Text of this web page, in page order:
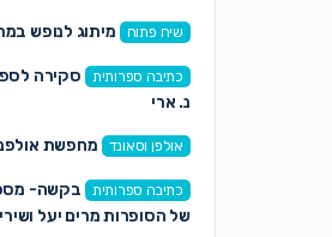
שיח פתוח מיתוג לנופש
כתיבה ספרותית
סקירה
נ. ארי
אולפן וסאונד מחפשת
כתיבה ספרותית
בקשה-
של הסופרות מרים יעל